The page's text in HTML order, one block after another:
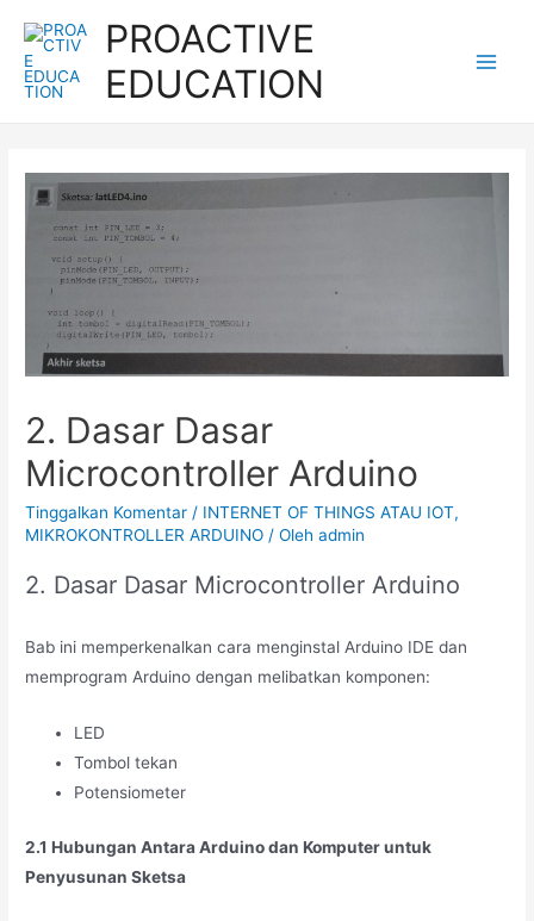
konten
PROACTIVE
EDUCATION
2. Dasar Dasar
Microcontroller Arduino
Tinggalkan Komentar / INTERNET OF THINGS ATAU IOT,
MIKROKONTROLLER ARDUINO / Olehadmin
2. Dasar Dasar Microcontroller Arduino
Bab ini memperkenalkan cara menginstal Arduino IDE dan
memprogram Arduino dengan melibatkan komponen:
LED
Tombol tekan
Potensiometer
2.1 Hubungan Antara Arduino dan Komputer untuk
Penyusunan Sketsa